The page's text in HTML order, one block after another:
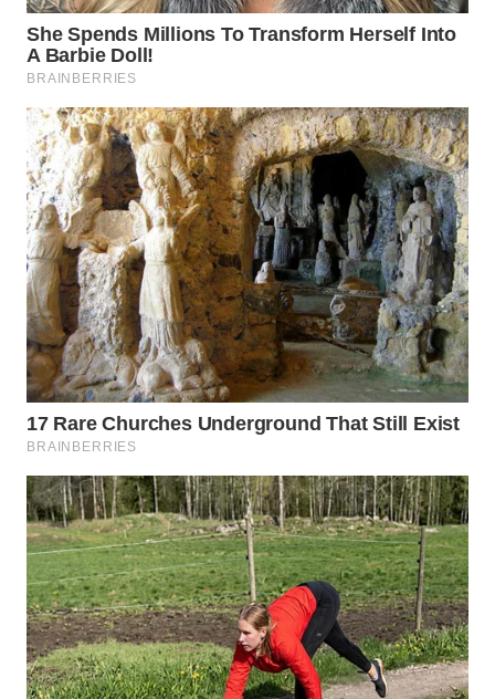
WN
NIAS
WN
LANGKAT
WN
TAPANULI
SELATAN
WN
TANJUNG
LESUNG
WN
KARO
WN
SIMALUNGUN
WN
LABUHANBATU
WN
TAPANULI